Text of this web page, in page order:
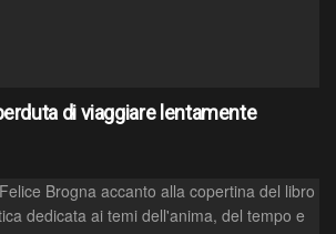
di viaggiare lentamente